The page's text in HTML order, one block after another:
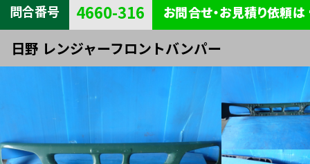
タイヤ・
足まわり
外装
全部品一覧検索
問合番号 4660-316
日野 レンジャーフロントバンパー
お問合せ・お見積り依頼は